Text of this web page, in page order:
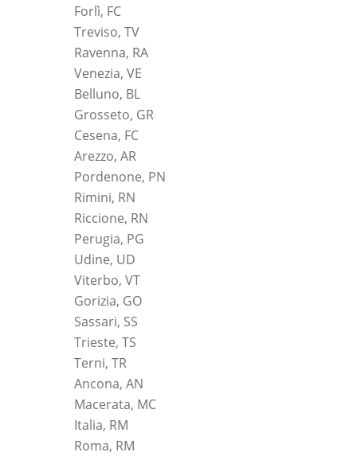
Forlì, FC
Treviso, TV
Ravenna, RA
Venezia, VE
Belluno, BL
Grosseto, GR
Cesena, FC
Arezzo, AR
Pordenone, PN
Rimini, RN
Riccione, RN
Perugia, PG
Udine, UD
Viterbo, VT
Gorizia, GO
Sassari, SS
Trieste, TS
Terni, TR
Ancona, AN
Macerata, MC
Italia, RM
Roma, RM